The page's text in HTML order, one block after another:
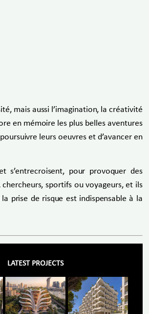
mais aussi l’imagination, la créativité
en mémoire les plus belles aventures
leurs oeuvres et d’avancer en
pour provoquer des
sportifs ou voyageurs, et ils
prise de risque est indispensable à la
LATEST PROJECTS